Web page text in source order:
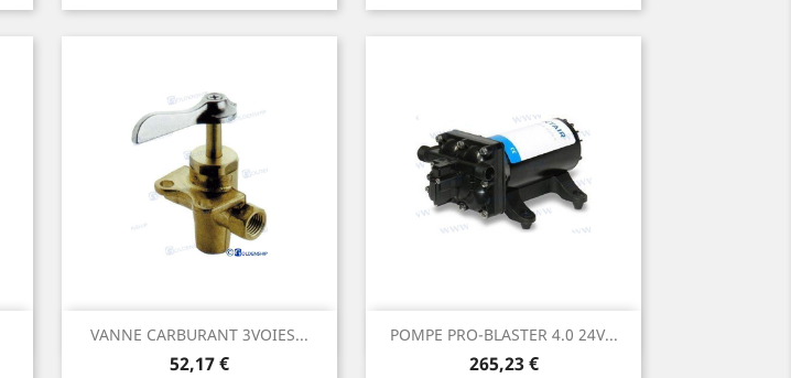
VANNE CARBURANT 3VOIES...
Prix
52,17 €
Aperçu rapide POMPE PRO-BLASTER 4.0 24V...
Prix
265,23 €
Aperçu rapide